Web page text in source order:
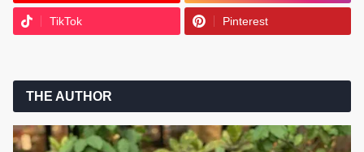
TikTok Pinterest
THE AUTHOR